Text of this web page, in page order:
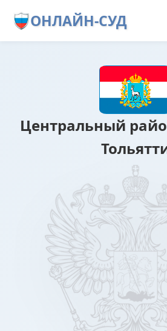
ОНЛАЙН-СУД
Центральный